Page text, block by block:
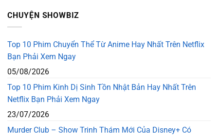
CHUYỆN SHOWBIZ
Top 10 Phim Chuyển Thể Từ Anime Hay Nhất Trên Netflix
Bạn Phải Xem Ngay
05/08/2026
Top 10 Phim Kinh Dị Sinh Tồn Nhật Bản Hay Nhất Trên
Netflix Bạn Phải Xem Ngay
23/07/2026
Murder Club – Show Trinh Thám Mới Của Disney+ Có